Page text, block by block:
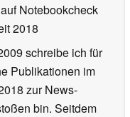
Notebookcheck
2018
schreibe ich für
Publikationen im
zur News-
bin. Seitdem